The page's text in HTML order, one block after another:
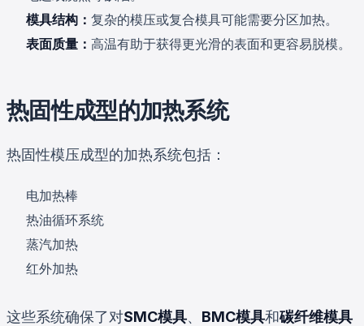
模具结构： 复杂的模压或复合模具可能需要分区加热。
表面质量： 高温有助于获得更光滑的表面和更容易脱模。
热固性成型的加热系统
热固性模压成型的加热系统包括：
电加热棒
热油循环系统
蒸汽加热
红外加热
这些系统确保了对SMC模具、 BMC模具和碳纤维模具